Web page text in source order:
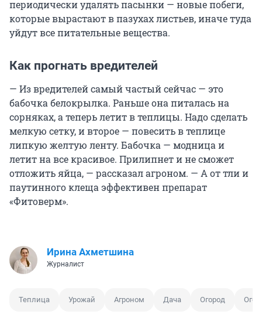
периодически удалять пасынки — новые побеги,
которые вырастают в пазухах листьев, иначе туда
уйдут все питательные вещества.
Как прогнать вредителей
— Из вредителей самый частый сейчас — это
бабочка белокрылка. Раньше она питалась на
сорняках, а теперь летит в теплицы. Надо сделать
мелкую сетку, и второе — повесить в теплице
липкую желтую ленту. Бабочка — модница и
летит на все красивое. Прилипнет и не сможет
отложить яйца, — рассказал агроном. — А от тли и
паутинного клеща эффективен препарат
«Фитоверм».
Ирина Ахметшина
Журналист
Теплица Урожай Агроном Дача Огород